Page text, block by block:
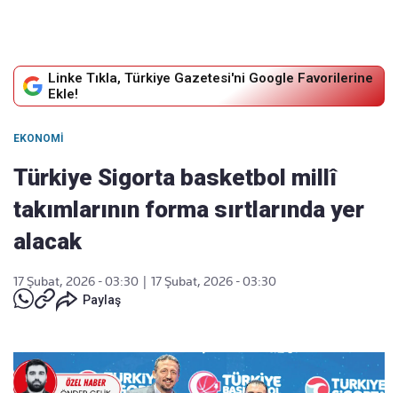
Linke Tıkla, Türkiye Gazetesi'ni Google Favorilerine
Ekle!
EKONOMI
Türkiye Sigorta basketbol millî
takımlarının forma sırtlarında yer
alacak
17 Şubat, 2026 - 03:30
17 Şubat, 2026 - 03:30
Paylaş